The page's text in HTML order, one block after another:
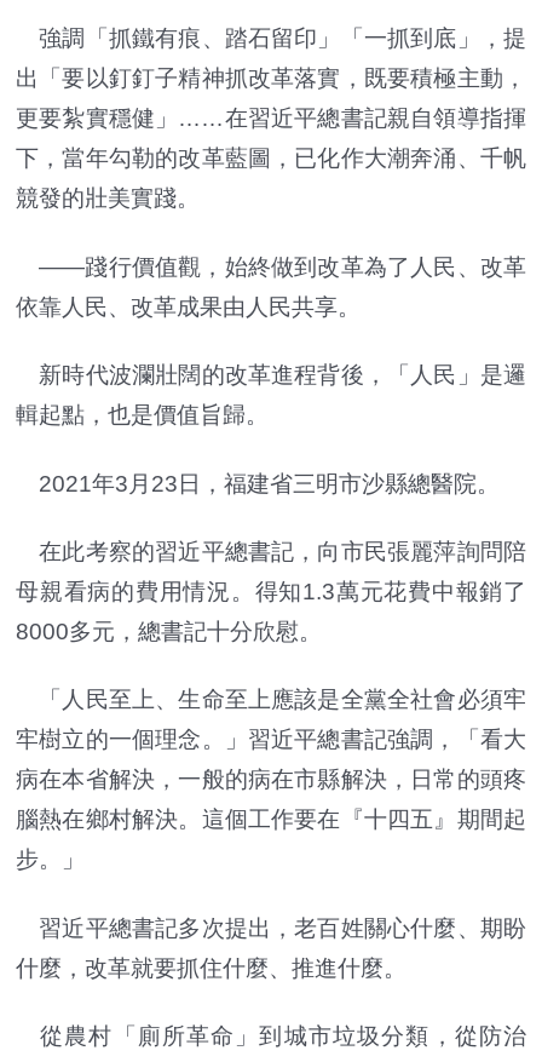
強調「抓鐵有痕、踏石留印」「一抓到底」，提
出「要以釘釘子精神抓改革落實，既要積極主動，
更要紮實穩健」……在習近平總書記親自領導指揮
下，當年勾勒的改革藍圖，已化作大潮奔涌、千帆
競發的壯美實踐。
——踐行價值觀，始終做到改革為了人民、改革
依靠人民、改革成果由人民共享。
新時代波瀾壯闊的改革進程背後，「人民」是邏
輯起點，也是價值旨歸。
2021年3月23日，福建省三明市沙縣總醫院。
在此考察的習近平總書記，向市民張麗萍詢問陪
母親看病的費用情況。得知1.3萬元花費中報銷了
8000多元，總書記十分欣慰。
「人民至上、生命至上應該是全黨全社會必須牢
牢樹立的一個理念。」習近平總書記強調，「看大
病在本省解決，一般的病在市縣解決，日常的頭疼
腦熱在鄉村解決。這個工作要在『十四五』期間起
步。」
習近平總書記多次提出，老百姓關心什麼、期盼
什麼，改革就要抓住什麼、推進什麼。
從農村「廁所革命」到城市垃圾分類，從防治